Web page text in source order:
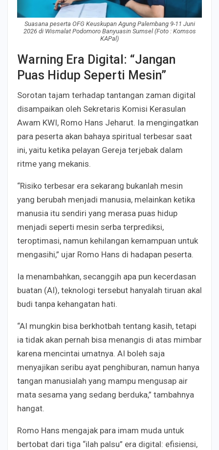
Suasana peserta OFG Keuskupan Agung Palembang 9-11 Juni
2026 di Wismalat Podomoro Banyuasin Sumsel (Foto : Komsos
KAPal)
Warning Era Digital: “Jangan
Puas Hidup Seperti Mesin”
Sorotan tajam terhadap tantangan zaman digital
disampaikan oleh Sekretaris Komisi Kerasulan
Awam KWI, Romo Hans Jeharut. Ia mengingatkan
para peserta akan bahaya spiritual terbesar saat
ini, yaitu ketika pelayan Gereja terjebak dalam
ritme yang mekanis.
“Risiko terbesar era sekarang bukanlah mesin
yang berubah menjadi manusia, melainkan ketika
manusia itu sendiri yang merasa puas hidup
menjadi seperti mesin serba terprediksi,
teroptimasi, namun kehilangan kemampuan untuk
mengasihi,” ujar Romo Hans di hadapan peserta.
Ia menambahkan, secanggih apa pun kecerdasan
buatan (AI), teknologi tersebut hanyalah tiruan akal
budi tanpa kehangatan hati.
“AI mungkin bisa berkhotbah tentang kasih, tetapi
ia tidak akan pernah bisa menangis di atas mimbar
karena mencintai umatnya. AI boleh saja
menyajikan seribu ayat penghiburan, namun hanya
tangan manusialah yang mampu mengusap air
mata sesama yang sedang berduka,” tambahnya
hangat.
Romo Hans mengajak para imam muda untuk
bertobat dari tiga “ilah palsu” era digital: efisiensi,